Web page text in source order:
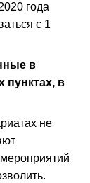
года
с 1
в
пунктах, в
не